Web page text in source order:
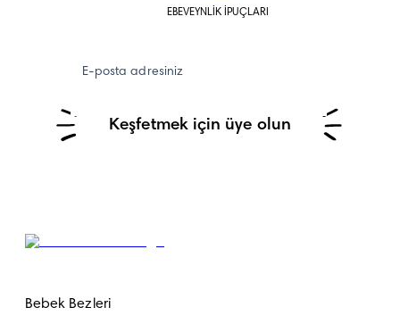
EBEVEYNLİK İPUÇLARI
E-posta adresiniz
Keşfetmek için üye olun
Bebek Bezleri